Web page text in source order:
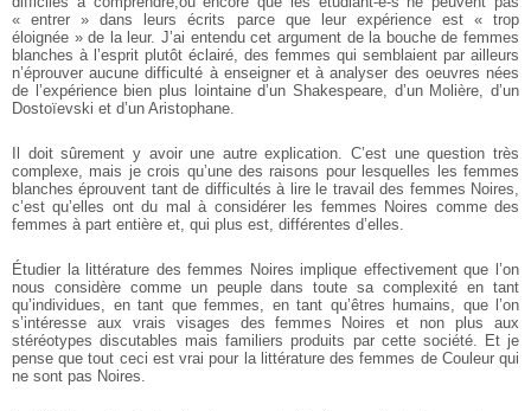
« entrer » dans leurs écrits parce que leur expérience est « trop
éloignée » de la leur. J’ai entendu cet argument de la bouche de femmes
blanches à l’esprit plutôt éclairé, des femmes qui semblaient par ailleurs
n’éprouver aucune difficulté à enseigner et à analyser des oeuvres nées
de l’expérience bien plus lointaine d’un Shakespeare, d’un Molière, d’un
Dostoïevski et d’un Aristophane.
Il doit sûrement y avoir une autre explication. C’est une question très
complexe, mais je crois qu’une des raisons pour lesquelles les femmes
blanches éprouvent tant de difficultés à lire le travail des femmes Noires,
c’est qu’elles ont du mal à considérer les femmes Noires comme des
femmes à part entière et, qui plus est, différentes d’elles.
Étudier la littérature des femmes Noires implique effectivement que l’on
nous considère comme un peuple dans toute sa complexité en tant
qu’individues, en tant que femmes, en tant qu’êtres humains, que l’on
s’intéresse aux vrais visages des femmes Noires et non plus aux
stéréotypes discutables mais familiers produits par cette société. Et je
pense que tout ceci est vrai pour la littérature des femmes de Couleur qui
ne sont pas Noires.